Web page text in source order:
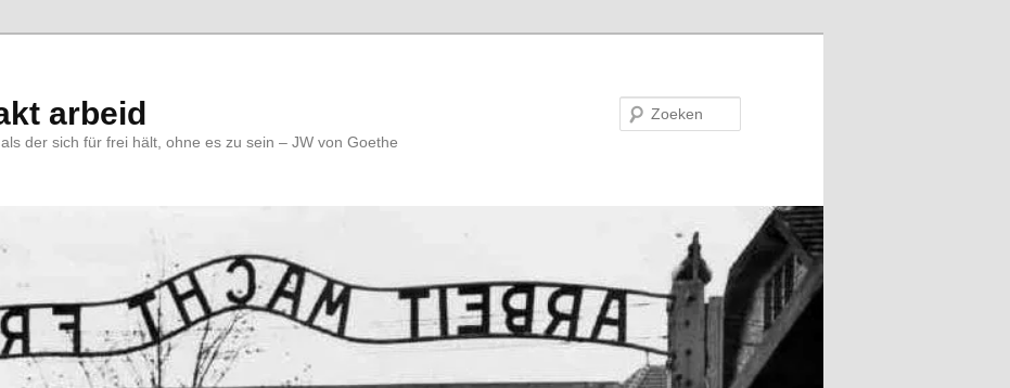
arbeid
der sich für frei hält, ohne es zu sein – JW von Goethe